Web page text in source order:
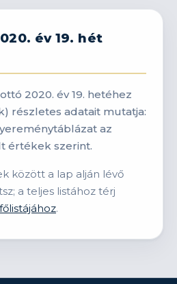
év 19. hét
2020. év 19. hetéhez
részletes adatait mutatja:
az
értékek szerint.
között a lap alján lévő
a teljes listához térj
.